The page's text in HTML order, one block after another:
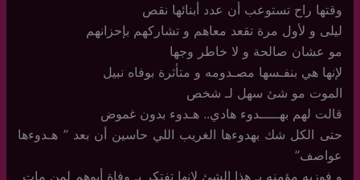
وقتها راح تستوعب أن عدد أبنائها نقص
ليلى و لأول مرة تقعد معاهم و تشاركهم بإحزانهم
مو عشان صالحة و لا خاطر وجها
لإنها هي بنفـسها مصـدومه و متأثرة بوفاه نبيل
الموت مو شئ سهل لـ شخص
قالت لهم بهـــــدوء هادي.. هـدوء بدون غموض
حتى الكل شك بهدوءها الغريب اللي حاسين أن بعد ” هـدوءها
عواصف”
و فوزيه مؤمنه بـ هذا الشئ لإنها تفتكر بـ وفاة أبوهم لمن مات